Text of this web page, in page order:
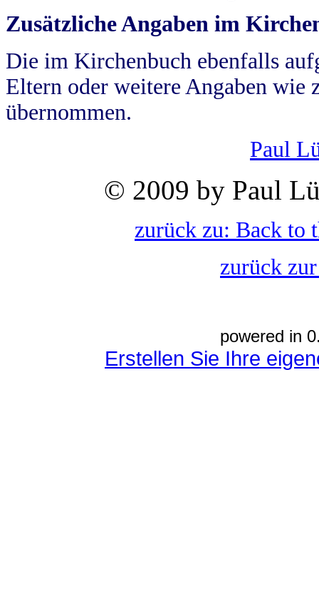
Zusätzliche Angaben im
Die im Kirchenbuch ebenfalls
Eltern oder weitere Angaben wie
übernommen.
Paul
© 2009 by Paul
zurück zu: Back to
zurück
powered in
Erstellen Sie Ihre